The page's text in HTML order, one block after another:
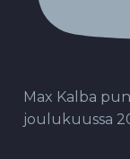
Max Kalba
joulukuussa